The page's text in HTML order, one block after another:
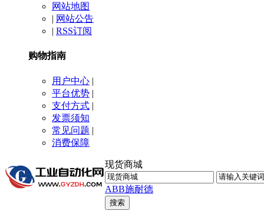
网站地图
| 网站公告
| RSS订阅
购物指南
用户中心 |
平台优势 |
支付方式 |
发票须知
常见问题 |
消费保障
现货商城
ABB施耐德